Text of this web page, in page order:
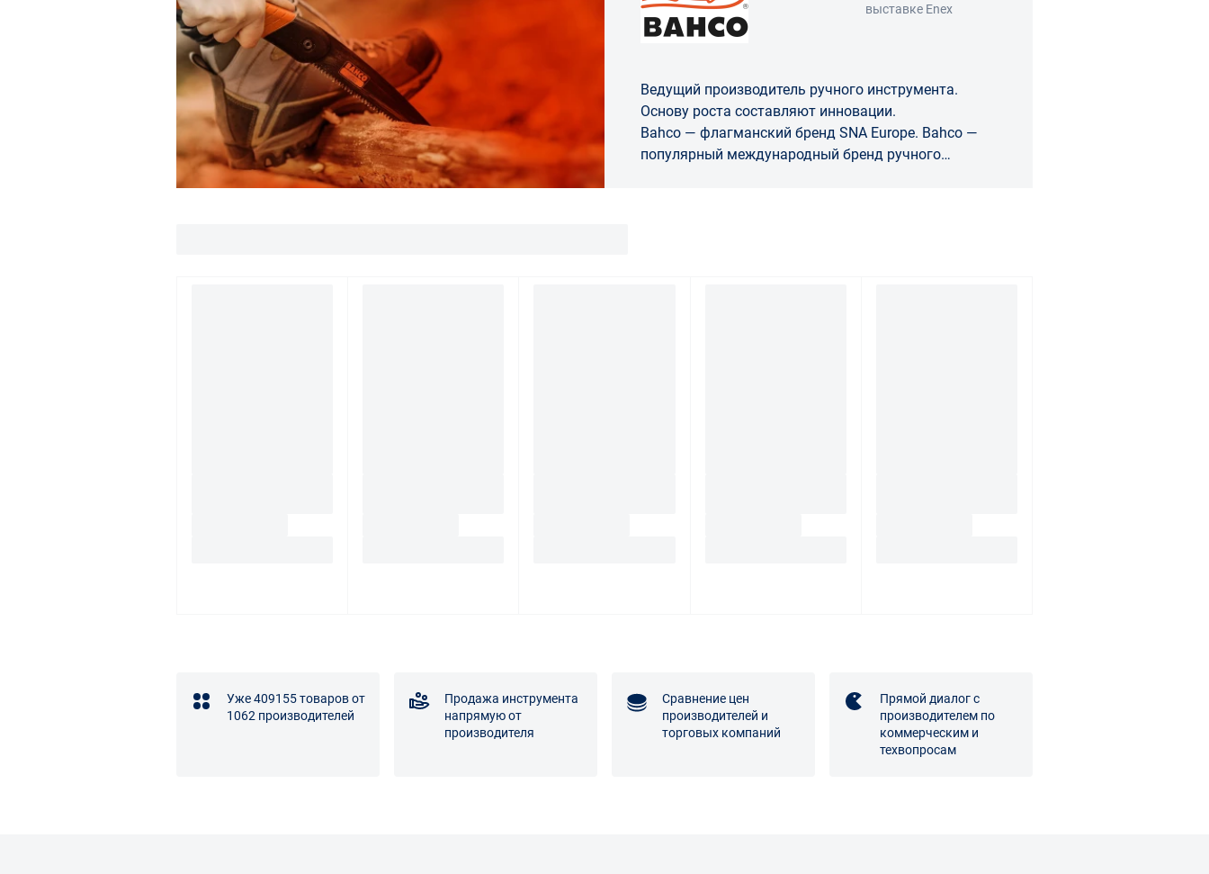
выставке Enex
Ведущий производитель ручного инструмента.
Основу роста составляют инновации.
Bahco — флагманский бренд SNA Europe. Bahco —
популярный международный бренд ручного
Уже 409155 товаров от
1062 производителей
Продажа инструмента
напрямую от
производителя
Сравнение цен
производителей и
торговых компаний
Прямой диалог с
производителем по
коммерческим и
техвопросам